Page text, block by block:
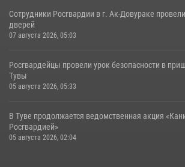
Сотрудники Росгвардии в г. Ак-Довураке
дверей
07 августа 2026, 05:03
Росгвардейцы провели урок безопасности в
Тувы
05 августа 2026, 05:33
В Туве продолжается ведомственная акция
Росгвардией»
05 августа 2026, 02:04